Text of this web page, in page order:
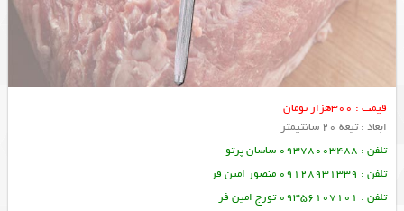
قیمت : 300هزار تومان
ابعاد : تیغه 20 سانتیمتر
تلفن : 09378003488 ساسان پرتو
تلفن : 09128931339 منصور امین فر
تلفن : 09356107101 تورج امین فر